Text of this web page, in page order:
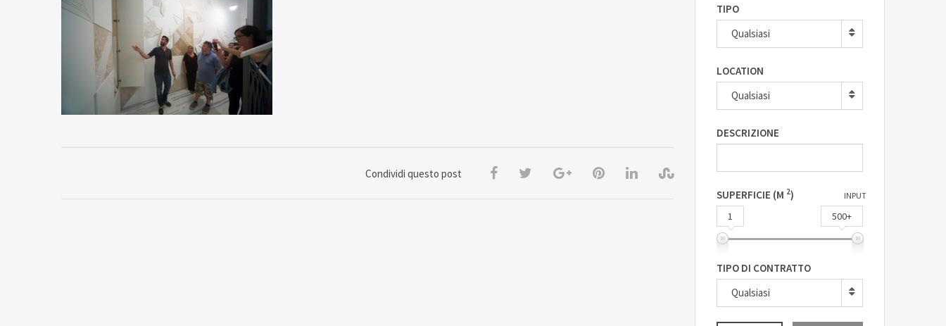
Condividi questo post
TIPO
Qualsiasi
LOCATION
Qualsiasi
DESCRIZIONE
SUPERFICIE (M 2) INPUT
1 500+
TIPO DI CONTRATTO
Qualsiasi